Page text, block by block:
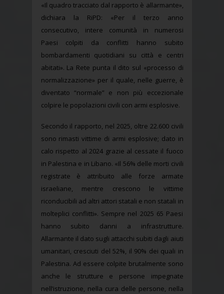
«Il quadro tracciato dal rapporto è allarmante»,
dichiara la RiPD: «Per il terzo anno
consecutivo, intere comunità in numerosi
Paesi colpiti da conflitti hanno subito
bombardamenti quotidiani su città e centri
abitati». La Rete punta il dito sul «processo di
normalizzazione» per il quale, nelle guerre, è
diventato “normale” e non più eccezionale
colpire le popolazioni civili con armi esplosive.
Secondo il rapporto, nel 2025, oltre 22.600 civili
sono rimasti vittime di armi esplosive; dato in
calo rispetto al 2024 grazie al cessate il fuoco
in Palestina e in Libano. «Il 56% delle morti civili
registrate è attribuito alle forze armate
israeliane, mentre crescono le vittime
riconducibili ad altri attori statali e non statali in
molteplici conflitti». Sempre nel 2025 65 Paesi
hanno subito danni a infrastrutture.
Allarmante il dato sugli attacchi subiti dagli aiuti
umanitari, cresciuti del 52%, il 90% dei quali in
Palestina. Ad essere colpite brutalmente sono
anche le strutture e persone impegnate
nell’istruzione, nella cura delle persone, nella